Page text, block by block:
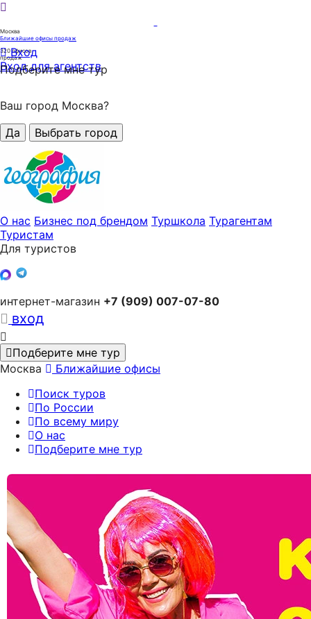
Москва
Ближайшие офисы продаж
320офисов
продаж
Вход
Вход для агентств
Подберите мне тур
Ваш город Москва?
Да
Выбрать город
О нас Бизнес под брендом Туршкола Турагентам
Туристам
Для туристов
интернет-магазин +7 (909) 007-07-80
вход
Подберите мне тур
Москва
Ближайшие офисы
Поиск туров
По России
По всему миру
О нас
Подберите мне тур